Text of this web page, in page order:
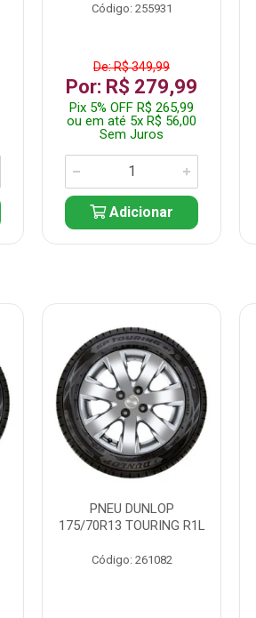
Código: 255931
De: R$ 349,99
Por: R$ 279,99
Pix 5% OFF R$ 265,99
ou em até 5x R$ 56,00
Sem Juros
Adicionar
PNEU DUNLOP
175/70R13 TOURING R1L
Código: 261082